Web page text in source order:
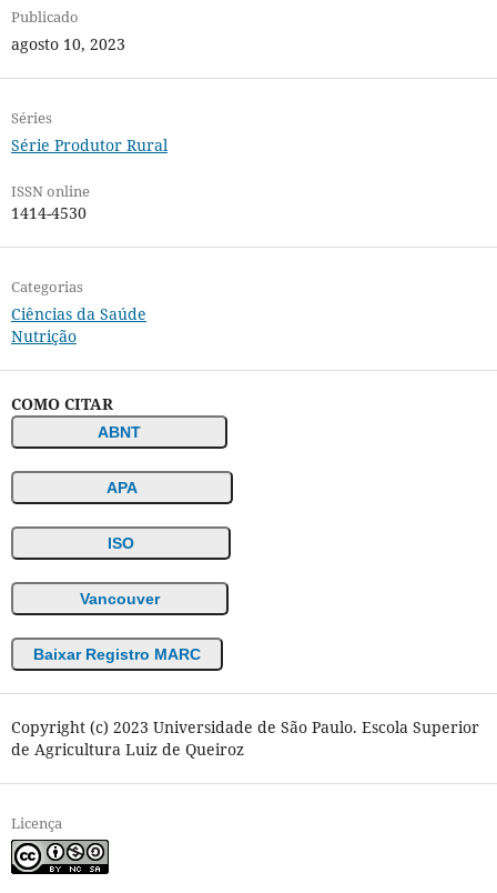
Publicado
agosto 10, 2023
Séries
Série Produtor Rural
ISSN online
1414-4530
Categorias
Ciências da Saúde
Nutrição
COMO CITAR
ABNT
APA
ISO
Vancouver
Baixar Registro MARC
Copyright (c) 2023 Universidade de São Paulo. Escola Superior
de Agricultura Luiz de Queiroz
Licença